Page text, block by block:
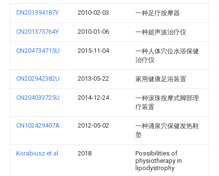
CN201394187Y 2010-02-03 一种足疗按摩器
CN201375764Y 2010-01-06 一种超声波治疗仪
CN204734715U 2015-11-04
一种人体穴位水浴保健
治疗仪
CN202942382U 2013-05-22 家用健康足浴装置
CN204033725U 2014-12-24
一种滚珠按摩式脚部理
疗装置
CN102429407A 2012-05-02
一种涌泉穴保健发热鞋
垫
Korabiusz et al. 2018
Possibilities of
physiotherapy in
lipodystrophy